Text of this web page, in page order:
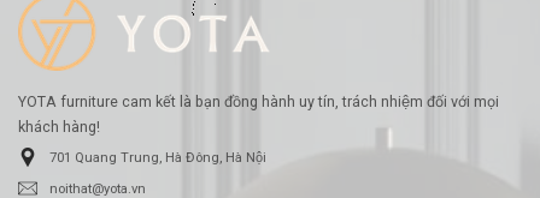
YOTA furniture cam kết là bạn đồng hành uy tín, trách nhiệm đối với mọi
khách hàng!
701 Quang Trung, Hà Đông, Hà Nội
noithat@yota.vn